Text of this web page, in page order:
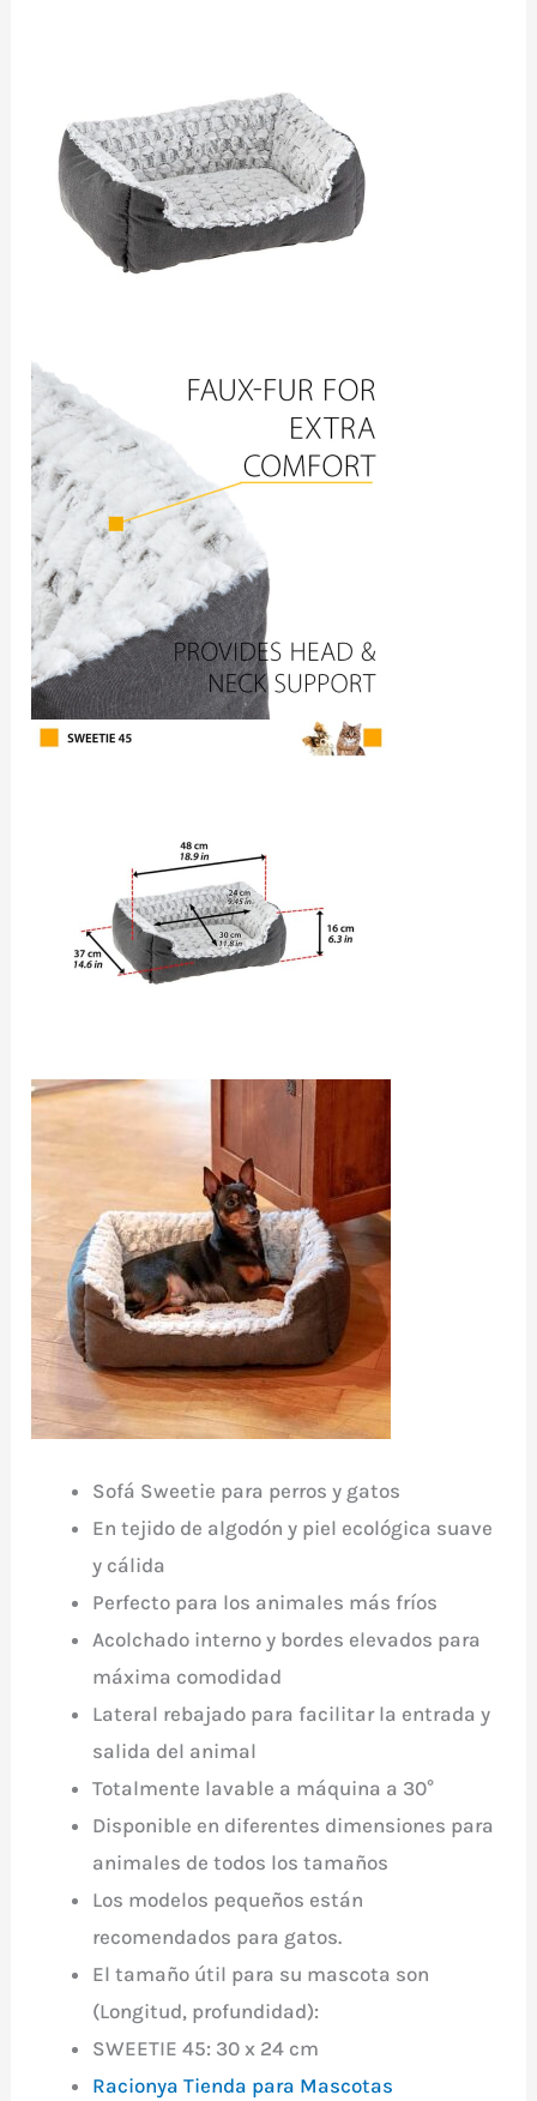
Sofá Sweetie para perros y gatos
En tejido de algodón y piel ecológica suave
y cálida
Perfecto para los animales más fríos
Acolchado interno y bordes elevados para
máxima comodidad
Lateral rebajado para facilitar la entrada y
salida del animal
Totalmente lavable a máquina a 30°
Disponible en diferentes dimensiones para
animales de todos los tamaños
Los modelos pequeños están
recomendados para gatos.
El tamaño útil para su mascota son
(Longitud, profundidad):
SWEETIE 45: 30 x 24 cm
Racionya Tienda para Mascotas